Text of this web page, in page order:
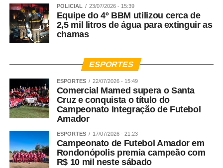
POLICIAL 23/07/2026 - 15:39
Equipe do 4º BBM utilizou cerca de
2,5 mil litros de água para extinguir as
chamas
ESPORTES
ESPORTES 22/07/2026 - 15:49
Comercial Mamed supera o Santa
Cruz e conquista o título do
Campeonato Integração de Futebol
Amador
ESPORTES 17/07/2026 - 21:23
Campeonato de Futebol Amador em
Rondonópolis premia campeão com
R$ 10 mil neste sábado